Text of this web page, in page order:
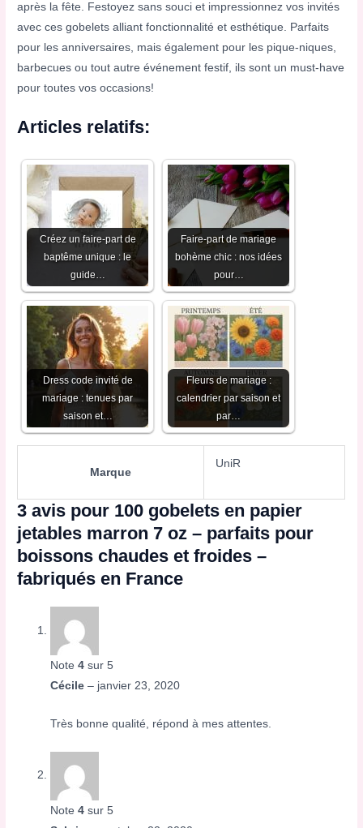
après la fête. Festoyez sans souci et impressionnez vos invités
avec ces gobelets alliant fonctionnalité et esthétique. Parfaits
pour les anniversaires, mais également pour les pique-niques,
barbecues ou tout autre événement festif, ils sont un must-have
pour toutes vos occasions!
Articles relatifs:
Créez un faire-part de
baptême unique : le
guide…
Faire-part de mariage
bohème chic : nos idées
pour…
Dress code invité de
mariage : tenues par
saison et…
Fleurs de mariage :
calendrier par saison et
par…
Marque
UniR
3 avis pour 100 gobelets en papier
jetables marron 7 oz – parfaits pour
boissons chaudes et froides –
fabriqués en France
Note4 sur 5
Cécile– janvier 23, 2020
Très bonne qualité, répond à mes attentes.
Note4 sur 5